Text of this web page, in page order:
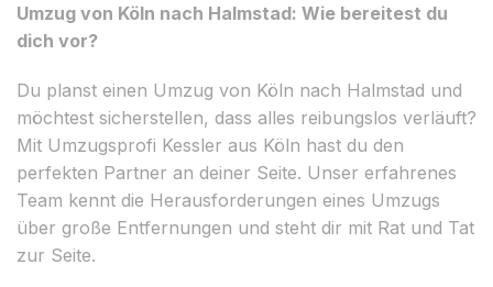
Umzug von Köln nach Halmstad: Wie bereitest du
dich vor?
Du planst einen Umzug von Köln nach Halmstad und
möchtest sicherstellen, dass alles reibungslos verläuft?
Mit Umzugsprofi Kessler aus Köln hast du den
perfekten Partner an deiner Seite. Unser erfahrenes
Team kennt die Herausforderungen eines Umzugs
über große Entfernungen und steht dir mit Rat und Tat
zur Seite.